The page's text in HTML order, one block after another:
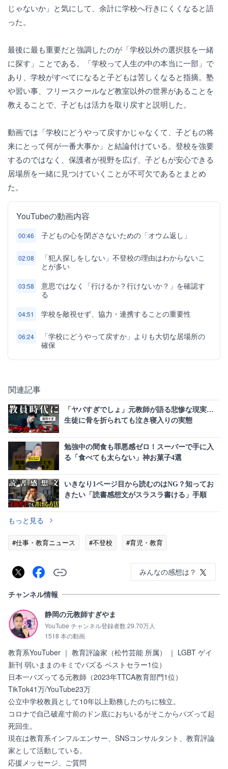
じゃないか」と気にして、余計に学校へ行きにくくなると語
った。
最後に最も重要だと強調したのが「学校以外の選択肢を一緒
に探す」ことである。「学校って人生の中の本当に一部」で
あり、学校がすべてになると子どもは苦しくなると指摘。塾
や習い事、フリースクールなど教室以外の世界があることを
教えることで、子どもは活力を取り戻すと説明した。
動画では「学校にどうやって戻すかじゃなくて、子どもの将
来にとって何が一番大事か」と結論付けている。登校を強要
するのではなく、保護者が視野を広げ、子どもが安心できる
居場所を一緒に見つけていくことが不可欠であるとまとめ
た。
YouTubeの動画内容
00:46 子どもの心を閉ざさないための「オウム返し」
02:08
「犯人探しをしない」不登校の理由はわからないこ
とが多い
03:58
意思ではなく「行けるか？行けないか？」を確認す
る
04:51 学校を敵視せず、協力・連携することの重要性
06:24
「学校にどうやって戻すか」よりも大切な居場所の
確保
関連記事
「ヤバすぎでしょ」元教師が語る悲惨な現実…
生徒に骨を折られても泣き寝入りの実態
勉強中の間食も罪悪感ゼロ！スーパーで手に入
る「食べても太らない」神お菓子4選
いきなり1ページ目から読むのはNG？知ってお
きたい「読書感想文がスラスラ書ける」手順
もっと見る
#仕事・教育ニュース #不登校 #育児・教育
みんなの感想は？
チャンネル情報
静岡の元教師すぎやま
YouTube チャンネル登録者数 29.70万人
1518 本の動画
教育系YouTuber ｜ 教育評論家（松竹芸能 所属） ｜ LGBT ゲイ
新刊 弱いままのキミでバズる ベストセラー1位）
日本一バズってる元教師（2023年TTCA教育部門1位）
TikTok41万/YouTube23万
公立中学校教員として10年以上勤務したのちに独立。
コロナで自己破産寸前のドン底におちいるがそこからバズって起
死回生。
現在は教育系インフルエンサー、SNSコンサルタント、教育評論
家として活動している。
応援メッセージ、ご質問